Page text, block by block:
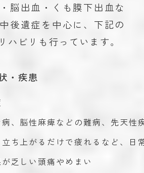
脳出血・くも膜下出血な
後遺症を中心に、下記の
ハビリも行っています。
・疾患
、脳性麻痺などの難病、先天性
ち上がるだけで疲れるなど、日
乏しい頭痛やめまい